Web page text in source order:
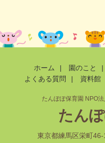
ホーム | 園のこと |
よくある質問
| 資料館
たんぽぽ保育園 NPO
たん
東京都練馬区栄町